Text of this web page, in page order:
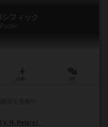
フィック
H. Peters）